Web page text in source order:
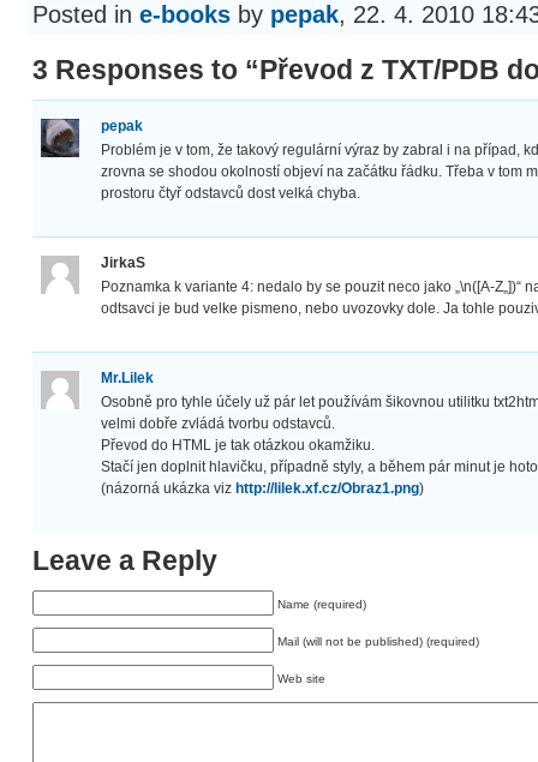
Posted in e-books by pepak, 22. 4. 2010
3 Responses to “Převod z TXT/PDB
pepak
Problém je v tom, že takový regulární výraz by zabral i na případ,
zrovna se shodou okolností objeví na začátku řádku. Třeba v tom
prostoru čtyř odstavců dost velká chyba.
JirkaS
Poznamka k variante 4: nedalo by se pouzit neco jako „\n([A-Z„])“
odtsavci je bud velke pismeno, nebo uvozovky dole. Ja tohle
Mr.Lilek
Osobně pro tyhle účely už pár let používám šikovnou utilitku
velmi dobře zvládá tvorbu odstavců.
Převod do HTML je tak otázkou okamžiku.
Stačí jen doplnit hlavičku, případně styly, a během pár minut je
(názorná ukázka viz http://lilek.xf.cz/Obraz1.png)
Leave a Reply
Name (required)
Mail (will not be published) (required)
Web site